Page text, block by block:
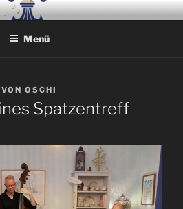
LA POMPE
Menü
VON OSCHI
Spatzentreff